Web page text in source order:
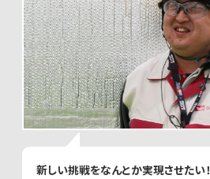
新しい挑戦をなんとか実現させたい！